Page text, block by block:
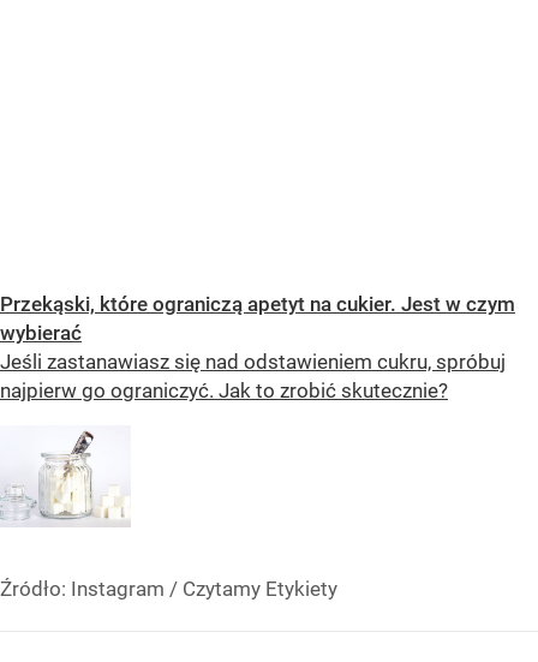
Przekąski, które ograniczą apetyt na cukier. Jest w czym
wybierać
Jeśli zastanawiasz się nad odstawieniem cukru, spróbuj
najpierw go ograniczyć. Jak to zrobić skutecznie?
Źródło: Instagram / Czytamy Etykiety